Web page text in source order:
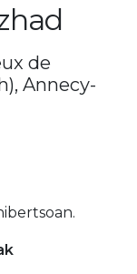
de
Annecy-